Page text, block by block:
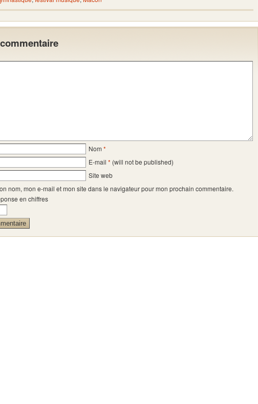
Nom *
E-mail * (will not be published)
Site web
nom, mon e-mail et mon site dans le navigateur pour mon prochain commentaire.
en chiffres